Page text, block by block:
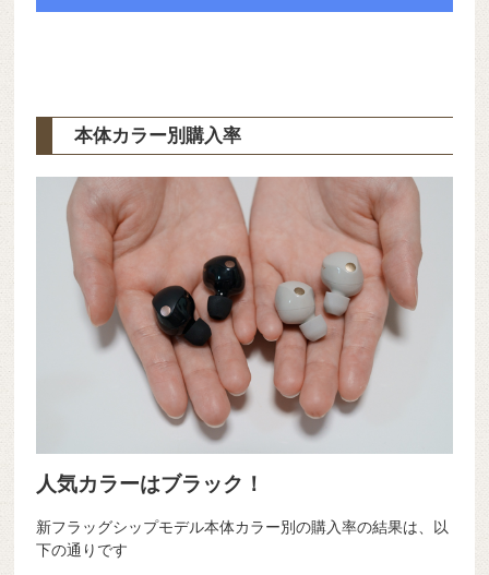
本体カラー別購入率
人気カラーはブラック！
新フラッグシップモデル本体カラー別の購入率の結果は、以
下の通りです